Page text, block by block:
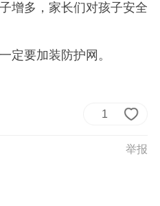
多，家长们对孩子安全
要加装防护网。
1
举报